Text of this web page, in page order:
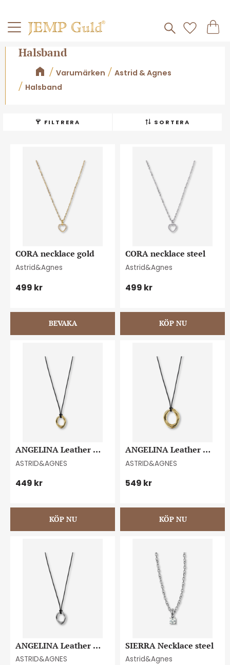
Meny
Varumärken
Astrid & Agnes
Halsband
Halsband
FILTRERA SORTERA
CORA necklace gold
Astrid&Agnes
499 kr
CORA necklace steel
Astrid&Agnes
499 kr
ANGELINA Leather
necklace 15mm gold
ASTRID&AGNES
449 kr
ANGELINA Leather
necklace 30mm gold
ASTRID&AGNES
549 kr
ANGELINA Leather
necklace 15mm
ASTRID&AGNES
SIERRA Necklace steel
Astrid&Agnes